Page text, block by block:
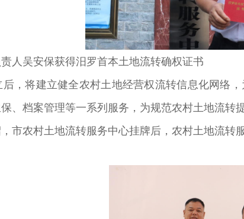
人吴安保获得汨罗首本土地流转确权证书
，将建立健全农村土地经营权流转信息化网络
、档案管理等一系列服务，为规范农村土地流转
市农村土地流转服务中心挂牌后，农村土地流